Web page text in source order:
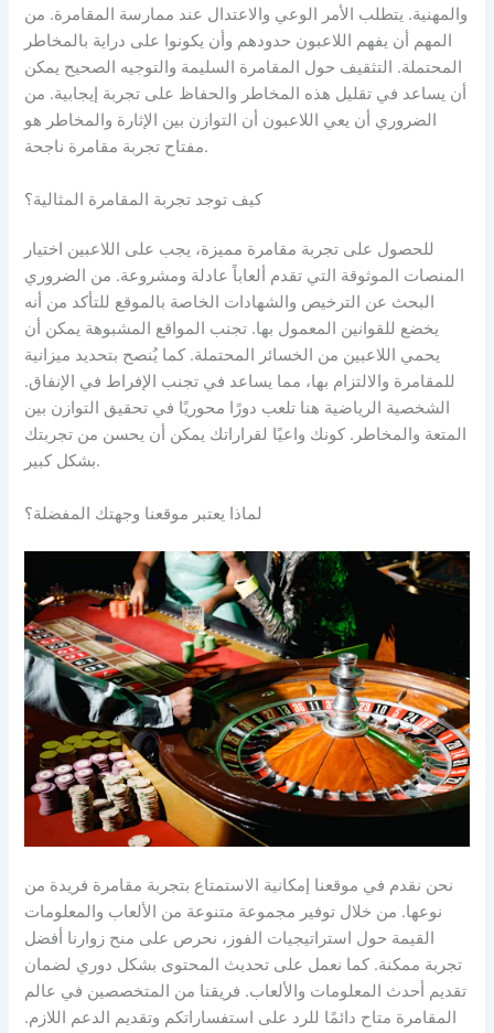
والمهنية. يتطلب الأمر الوعي والاعتدال عند ممارسة المقامرة. من
المهم أن يفهم اللاعبون حدودهم وأن يكونوا على دراية بالمخاطر
المحتملة. التثقيف حول المقامرة السليمة والتوجيه الصحيح يمكن
أن يساعد في تقليل هذه المخاطر والحفاظ على تجربة إيجابية. من
الضروري أن يعي اللاعبون أن التوازن بين الإثارة والمخاطر هو
مفتاح تجربة مقامرة ناجحة.
كيف توجد تجربة المقامرة المثالية؟
للحصول على تجربة مقامرة مميزة، يجب على اللاعبين اختيار
المنصات الموثوقة التي تقدم ألعاباً عادلة ومشروعة. من الضروري
البحث عن الترخيص والشهادات الخاصة بالموقع للتأكد من أنه
يخضع للقوانين المعمول بها. تجنب المواقع المشبوهة يمكن أن
يحمي اللاعبين من الخسائر المحتملة. كما يُنصح بتحديد ميزانية
للمقامرة والالتزام بها، مما يساعد في تجنب الإفراط في الإنفاق.
الشخصية الرياضية هنا تلعب دورًا محوريًا في تحقيق التوازن بين
المتعة والمخاطر. كونك واعيًا لقراراتك يمكن أن يحسن من تجربتك
بشكل كبير.
لماذا يعتبر موقعنا وجهتك المفضلة؟
نحن نقدم في موقعنا إمكانية الاستمتاع بتجربة مقامرة فريدة من
نوعها. من خلال توفير مجموعة متنوعة من الألعاب والمعلومات
القيمة حول استراتيجيات الفوز، نحرص على منح زوارنا أفضل
تجربة ممكنة. كما نعمل على تحديث المحتوى بشكل دوري لضمان
تقديم أحدث المعلومات والألعاب. فريقنا من المتخصصين في عالم
المقامرة متاح دائمًا للرد على استفساراتكم وتقديم الدعم اللازم.